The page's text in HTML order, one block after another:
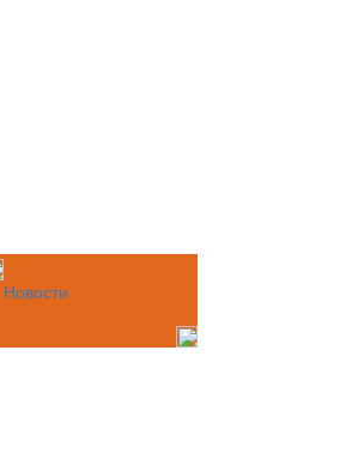
Новости